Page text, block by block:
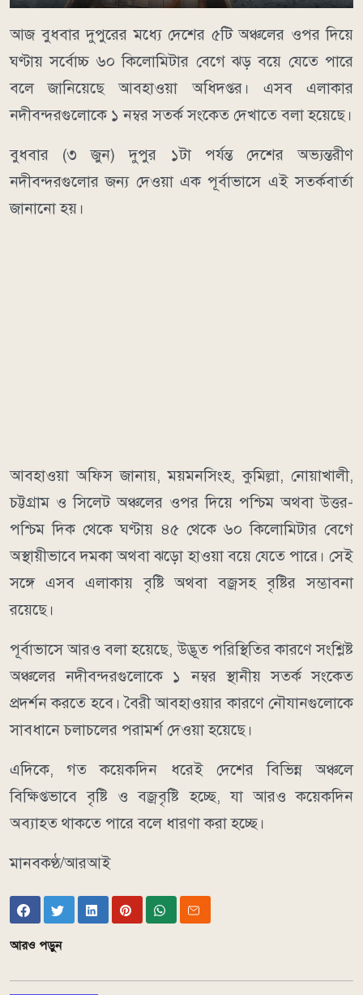
আজ বুধবার দুপুরের মধ্যে দেশের ৫টি অঞ্চলের ওপর দিয়ে
ঘণ্টায় সর্বোচ্চ ৬০ কিলোমিটার বেগে ঝড় বয়ে যেতে পারে
বলে জানিয়েছে আবহাওয়া অধিদপ্তর। এসব এলাকার
নদীবন্দরগুলোকে ১ নম্বর সতর্ক সংকেত দেখাতে বলা হয়েছে।
বুধবার (৩ জুন) দুপুর ১টা পর্যন্ত দেশের অভ্যন্তরীণ
নদীবন্দরগুলোর জন্য দেওয়া এক পূর্বাভাসে এই সতর্কবার্তা
জানানো হয়।
আবহাওয়া অফিস জানায়, ময়মনসিংহ, কুমিল্লা, নোয়াখালী,
চট্টগ্রাম ও সিলেট অঞ্চলের ওপর দিয়ে পশ্চিম অথবা উত্তর-
পশ্চিম দিক থেকে ঘণ্টায় ৪৫ থেকে ৬০ কিলোমিটার বেগে
অস্থায়ীভাবে দমকা অথবা ঝড়ো হাওয়া বয়ে যেতে পারে। সেই
সঙ্গে এসব এলাকায় বৃষ্টি অথবা বজ্রসহ বৃষ্টির সম্ভাবনা
রয়েছে।
পূর্বাভাসে আরও বলা হয়েছে, উদ্ভূত পরিস্থিতির কারণে সংশ্লিষ্ট
অঞ্চলের নদীবন্দরগুলোকে ১ নম্বর স্থানীয় সতর্ক সংকেত
প্রদর্শন করতে হবে। বৈরী আবহাওয়ার কারণে নৌযানগুলোকে
সাবধানে চলাচলের পরামর্শ দেওয়া হয়েছে।
এদিকে, গত কয়েকদিন ধরেই দেশের বিভিন্ন অঞ্চলে
বিক্ষিপ্তভাবে বৃষ্টি ও বজ্রবৃষ্টি হচ্ছে, যা আরও কয়েকদিন
অব্যাহত থাকতে পারে বলে ধারণা করা হচ্ছে।
মানবকণ্ঠ/আরআই
আরও পড়ুন